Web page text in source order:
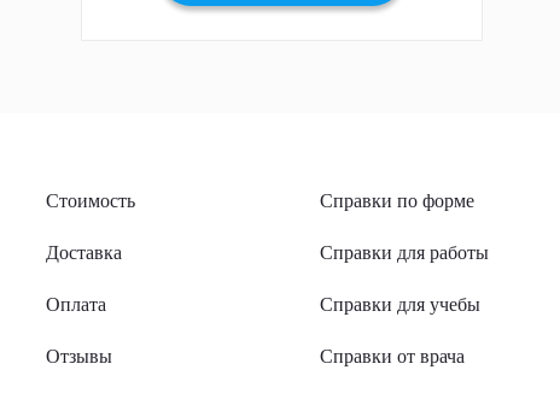
Стоимость
Доставка
Оплата
Отзывы
Справки по форме
Справки для работы
Справки для учебы
Справки от врача